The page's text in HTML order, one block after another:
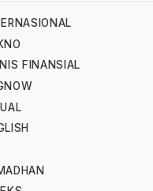
FINANSIAL